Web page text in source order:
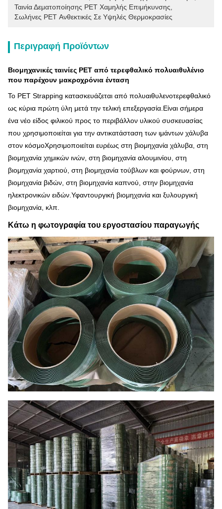
Ταινία Δεματοποίησης PET Χαμηλής Επιμήκυνσης
Σωλήνες PET Ανθεκτικές Σε Υψηλές Θερμοκρασίες
Περιγραφή Προϊόντων
Βιομηχανικές ταινίες PET από τερεφθαλικό πολυαιθυλένιο
που παρέχουν μακροχρόνια ένταση
Το PET Strapping κατασκευάζεται από πολυαιθυλενοτερεφθαλικό
ως κύρια πρώτη ύλη μετά την τελική επεξεργασία.Είναι σήμερα
ένα νέο είδος φιλικού προς το περιβάλλον υλικού συσκευασίας
που χρησιμοποιείται για την αντικατάσταση των ιμάντων χάλυβα
στον κόσμοΧρησιμοποιείται ευρέως στη βιομηχανία χάλυβα, στη
βιομηχανία χημικών ινών, στη βιομηχανία αλουμινίου, στη
βιομηχανία χαρτιού, στη βιομηχανία τούβλων και φούρνων, στη
βιομηχανία βιδών, στη βιομηχανία καπνού, στην βιομηχανία
ηλεκτρονικών ειδών.Υφαντουργική βιομηχανία και ξυλουργική
βιομηχανία, κλπ.
Κάτω η φωτογραφία του εργοστασίου παραγωγής